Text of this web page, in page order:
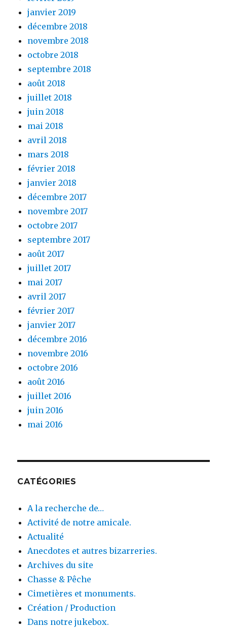
janvier 2019
décembre 2018
novembre 2018
octobre 2018
septembre 2018
août 2018
juillet 2018
juin 2018
mai 2018
avril 2018
mars 2018
février 2018
janvier 2018
décembre 2017
novembre 2017
octobre 2017
septembre 2017
août 2017
juillet 2017
mai 2017
avril 2017
février 2017
janvier 2017
décembre 2016
novembre 2016
octobre 2016
août 2016
juillet 2016
juin 2016
mai 2016
CATÉGORIES
A la recherche de…
Activité de notre amicale.
Actualité
Anecdotes et autres bizarreries.
Archives du site
Chasse & Pêche
Cimetières et monuments.
Création / Production
Dans notre jukebox.